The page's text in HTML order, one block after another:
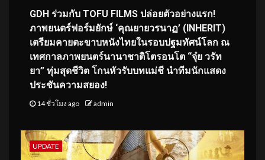
GDH ร่วมกับ TOFU FILMS ปล่อยตัวอย่างแรก!
ภาพยนตร์ฟอร์มยักษ์ ‘คุณยายวรนาฏ’ (INHERIT)
เตรียมคายตะขาบหนังไทยในรอบปฐมทัศน์โลก ณ
เทศกาลภาพยนตร์นานาชาติโตรอนโต “จุ๋ย วรัท
ยา” ทุ่มสุดชีวิต โกนหัวรับบทแม่ชี นำทีมนักแสดง
ประชันความสยอง!
14 ชั่วโมง ago admin
UPDATE